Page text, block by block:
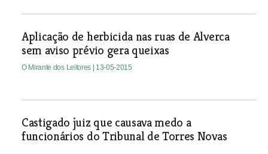
Aplicação de herbicida nas ruas de Alverca
sem aviso prévio gera queixas
O Mirante dos Leitores | 13-05-2015
Castigado juiz que causava medo a
funcionários do Tribunal de Torres Novas